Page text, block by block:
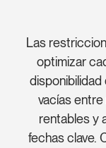
Las
optimizar
vacías
rentables y
fechas clave.